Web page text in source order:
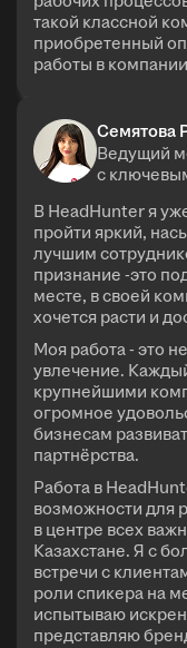
такой классной
приобретенный
работы в
Семятова
Ведущий
с
В HeadHunter я
пройти яркий,
лучшим
признание -это
месте, в своей
хочется расти и
Моя работа - это
увлечение.
крупнейшими
огромное
бизнесам
партнёрства.
Работа в
возможности для
в центре всех
Казахстане. Я с
встречи с
роли спикера на
испытываю
представляю